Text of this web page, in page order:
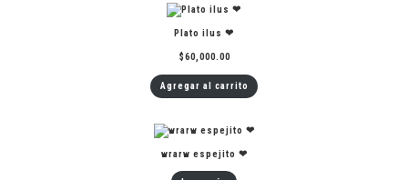
Plato ilus ❤
$60,000.00
Agregar al carrito
wrarw espejito ❤